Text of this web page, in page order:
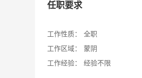
任职要求
工作性质：
全职
工作区域：
蒙阴
工作经验：
经验不限